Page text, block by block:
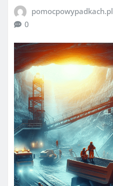
pomocpowypadkach.pl
0